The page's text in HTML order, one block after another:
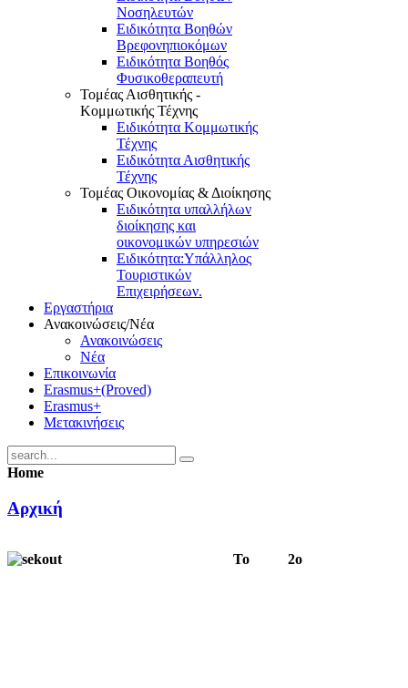
Νοσηλευτών
Ειδικότητα Βοηθών
Βρεφονηπιοκόμων
Ειδικότητα Βοηθός
Φυσικοθεραπευτή
Τομέας Αισθητικής -
Κομμωτικής Τέχνης
Ειδικότητα Κομμωτικής
Τέχνης
Ειδικότητα Αισθητικής
Τέχνης
Τομέας Οικονομίας & Διοίκησης
Ειδικότητα υπαλλήλων
διοίκησης και
οικονομικών υπηρεσιών
Ειδικότητα:Υπάλληλος
Τουριστικών
Επιχειρήσεων.
Εργαστήρια
Ανακοινώσεις/Νέα
Ανακοινώσεις
Νέα
Επικοινωνία
Erasmus+(Proved)
Erasmus+
Μετακινήσεις
Home
Αρχική
Το 2ο